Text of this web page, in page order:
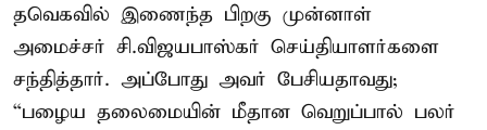
தவெகவில் இணைந்த பிறகு முன்னாள்
அமைச்சர் சி.விஜயபாஸ்கர் செய்தியாளர்களை
சந்தித்தார். அப்போது அவர் பேசியதாவது;
“பழைய தலைமையின் மீதான வெறுப்பால் பலர்